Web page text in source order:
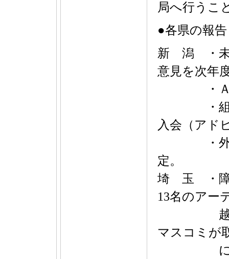
局へ行うこ
●各県の報告
新 潟 ・未
意見を次年
・ＡＩ時
・組合員
入会（アド
・外国人
定。
埼 玉 ・障
13名のアー
越で開
マスコミが
に大い